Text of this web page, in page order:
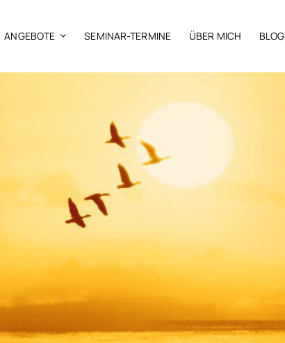
ANGEBOTE SEMINAR-TERMINE ÜBER MICH BLOG